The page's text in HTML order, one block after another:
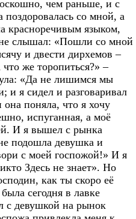
чем раньше, и с
со мной, а
красноречивым языком,
слышал: «Пошли со мной
и двести дирхемов –
же торопиться?» –
«Да не лишимся мы
и я сидел и разговаривал
поняла, что я хочу
испуганная, а моё
И я вышел с рынка
подошла девушка и
с моей госпожой!» И я
Здесь не знает». Но
как ты скоро её
сегодня в лавке
с девушкой на рынок